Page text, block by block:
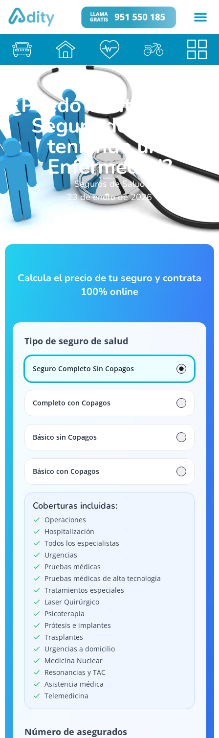
¿Puedo Contratar un
Seguro de Salud
teniendo una
Enfermedad?
Seguros de Salud
23 de enero de 2026
Calcula el precio de tu seguro y contrata
100% online
Tipo de seguro de salud
Seguro Completo Sin Copagos
Completo con Copagos
Básico sin Copagos
Básico con Copagos
Coberturas incluidas:
Operaciones
Hospitalización
Todos los especialistas
Urgencias
Pruebas médicas
Pruebas médicas de alta tecnología
Tratamientos especiales
Laser Quirúrgico
Psicoterapia
Prótesis e implantes
Trasplantes
Urgencias a domicilio
Medicina Nuclear
Resonancias y TAC
Asistencia médica
Telemedicina
Número de asegurados